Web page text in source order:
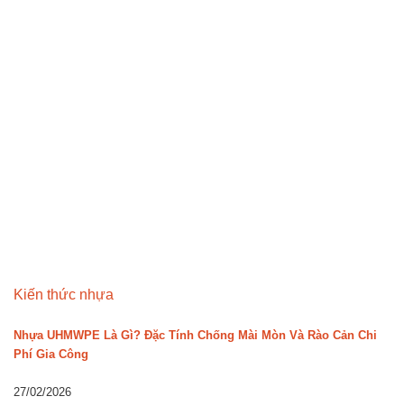
Kiến thức nhựa
Nhựa UHMWPE Là Gì? Đặc Tính Chống Mài Mòn Và Rào Cản Chi
Phí Gia Công
27/02/2026